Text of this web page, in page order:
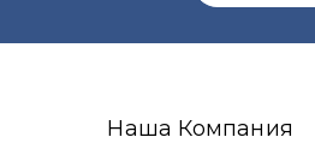
Наша Компания